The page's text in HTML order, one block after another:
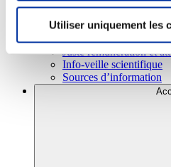
Utiliser uniquement les
Sécurité sanitaire
Viandes et santé
Juste rémunération et
Info-veille scientifique
Sources d’information